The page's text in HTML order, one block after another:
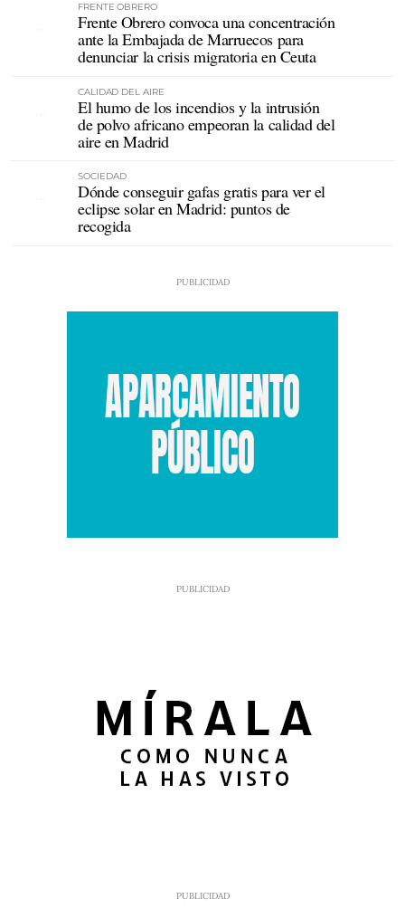
FRENTE OBRERO
Frente Obrero convoca una concentración
ante la Embajada de Marruecos para
denunciar la crisis migratoria en Ceuta
CALIDAD DEL AIRE
El humo de los incendios y la intrusión
de polvo africano empeoran la calidad del
aire en Madrid
SOCIEDAD
Dónde conseguir gafas gratis para ver el
eclipse solar en Madrid: puntos de
recogida